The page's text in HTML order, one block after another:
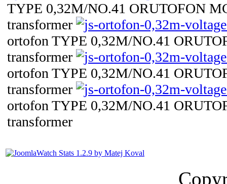
TYPE 0,32M/NO.41 ORUTOFON
transformer
ortofon TYPE 0,32M/NO.41
transformer
ortofon TYPE 0,32M/NO.41
transformer
ortofon TYPE 0,32M/NO.41
transformer